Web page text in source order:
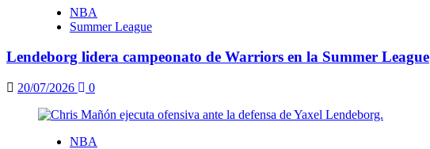
NBA
Summer League
Lendeborg lidera campeonato de Warriors en la Summer League
20/07/2026 0
NBA